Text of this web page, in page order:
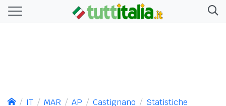
IT MAR AP Castignano Statistiche